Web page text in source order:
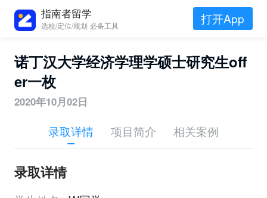
指南者留学
选校/定位/规划 必备工具 打开App
诺丁汉大学经济学理学硕士研究生off
er一枚
2020年10月02日
录取详情 项目简介 相关案例
录取详情